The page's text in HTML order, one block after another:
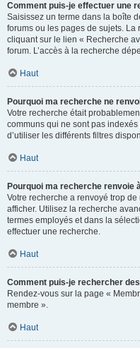
Comment puis-je effectuer une
Saisissez un terme dans la boîte
forums ou les pages de sujets.
cliquant sur le lien « Recherche
forum. L’accès à la recherche
Haut
Pourquoi ma recherche ne
Votre recherche était
communs qui ne sont pas
d’utiliser les différents filtres
Haut
Pourquoi ma recherche renvoie
Votre recherche a renvoyé trop
afficher. Utilisez la recherche
termes employés et dans la
effectuer une recherche.
Haut
Comment puis-je rechercher
Rendez-vous sur la page «
membre ».
Haut